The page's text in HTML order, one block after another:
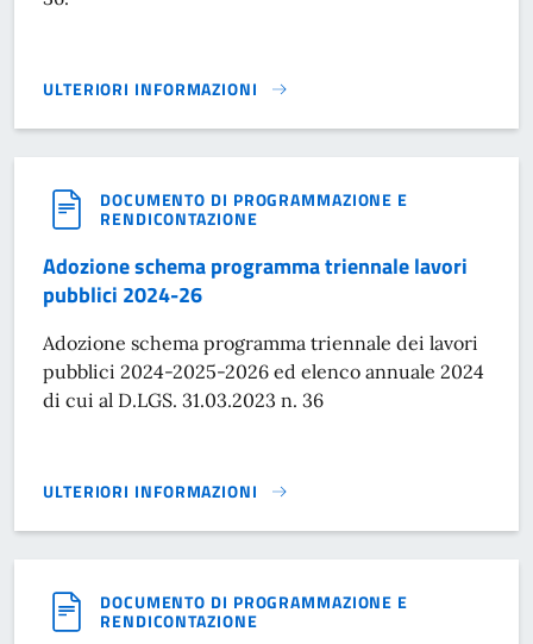
ULTERIORI INFORMAZIONI
ADOZIONE 1 VARIAZIONE ALLO SCHEMA PROGRAMMA
DOCUMENTO DI PROGRAMMAZIONE E
RENDICONTAZIONE
Adozione schema programma triennale lavori
pubblici 2024-26
Adozione schema programma triennale dei lavori
pubblici 2024-2025-2026 ed elenco annuale 2024
di cui al D.LGS. 31.03.2023 n. 36
ULTERIORI INFORMAZIONI
ADOZIONE SCHEMA PROGRAMMA TRIENNALE LAVORI
DOCUMENTO DI PROGRAMMAZIONE E
RENDICONTAZIONE